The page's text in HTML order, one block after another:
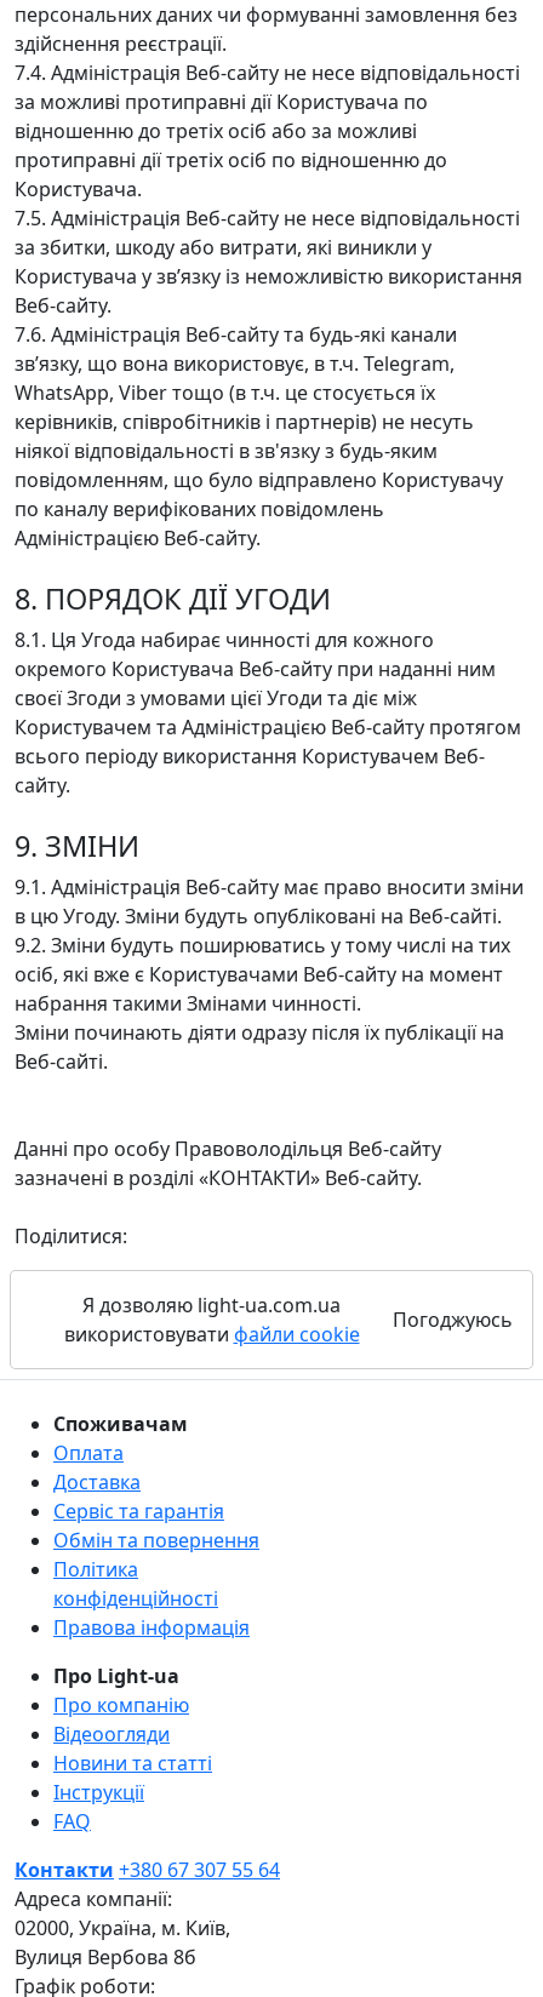
персональних даних чи формуванні замовлення без
здійснення реєстрації.
7.4. Адміністрація Веб-сайту не несе відповідальності
за можливі протиправні дії Користувача по
відношенню до третіх осіб або за можливі
протиправні дії третіх осіб по відношенню до
Користувача.
7.5. Адміністрація Веб-сайту не несе відповідальності
за збитки, шкоду або витрати, які виникли у
Користувача у зв’язку із неможливістю використання
Веб-сайту.
7.6. Адміністрація Веб-сайту та будь-які канали
зв’язку, що вона використовує, в т.ч. Telegram,
WhatsApp, Viber тощо (в т.ч. це стосується їх
керівників, співробітників і партнерів) не несуть
ніякої відповідальності в зв'язку з будь-яким
повідомленням, що було відправлено Користувачу
по каналу верифікованих повідомлень
Адміністрацією Веб-сайту.
8. ПОРЯДОК ДІЇ УГОДИ
8.1. Ця Угода набирає чинності для кожного
окремого Користувача Веб-сайту при наданні ним
своєї Згоди з умовами цієї Угоди та діє між
Користувачем та Адміністрацією Веб-сайту протягом
всього періоду використання Користувачем Веб-
сайту.
9. ЗМІНИ
9.1. Адміністрація Веб-сайту має право вносити зміни
в цю Угоду. Зміни будуть опубліковані на Веб-сайті.
9.2. Зміни будуть поширюватись у тому числі на тих
осіб, які вже є Користувачами Веб-сайту на момент
набрання такими Змінами чинності.
Зміни починають діяти одразу після їх публікації на
Веб-сайті.
Данні про особу Правоволодільця Веб-сайту
зазначені в розділі «КОНТАКТИ» Веб-сайту.
Поділитися:
Я дозволяю light-ua.com.ua
використовувати файли cookie
Погоджуюсь
Споживачам
Оплата
Доставка
Сервіс та гарантія
Обмін та повернення
Політика
конфіденційності
Правова інформація
Про Light-ua
Про компанію
Відеоогляди
Новини та статті
Інструкції
FAQ
Контакти +380 67 307 55 64
Адреса компанії:
02000, Україна, м. Київ,
Вулиця Вербова 8б
Графік роботи: